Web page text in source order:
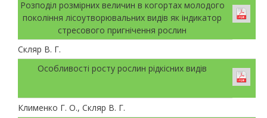
Розподіл розмірних величин в когортах молодого
покоління лісоутворювальних видів як індикатор
стресового пригнічення рослин
Скляр В. Г.
Особливості росту рослин рідкісних видів
Клименко Г. О., Скляр В. Г.